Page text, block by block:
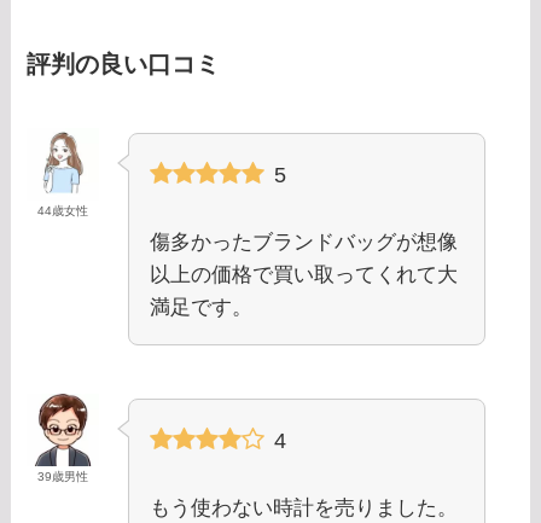
評判の良い口コミ
44歳女性
5
傷多かったブランドバッグが想像
以上の価格で買い取ってくれて大
満足です。
39歳男性
4
もう使わない時計を売りました。